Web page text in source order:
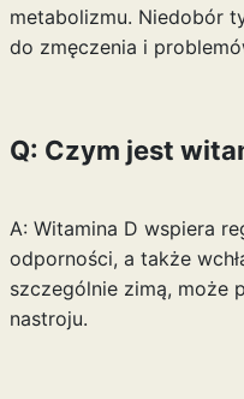
metabolizmu. Niedobór
do zmęczenia i
Q: Czym jest
A: Witamina D wspiera
odporności, a także
szczególnie zimą, może
nastroju.